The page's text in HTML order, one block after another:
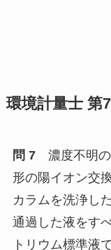
環境計量士 第
問 7濃度不明の
形の陽イオン交
カラムを洗浄し
通過した液をす
トリウム標準液